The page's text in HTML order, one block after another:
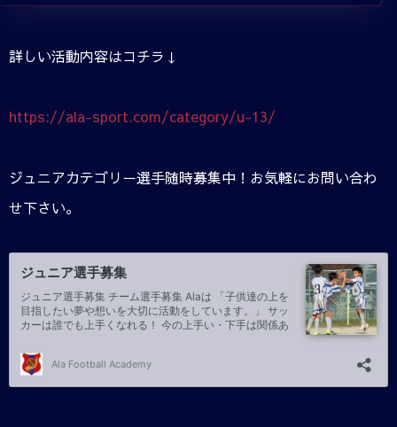
詳しい活動内容はコチラ↓
https://ala-sport.com/category/u-13/
ジュニアカテゴリー選手随時募集中！お気軽にお問い合わ
せ下さい。